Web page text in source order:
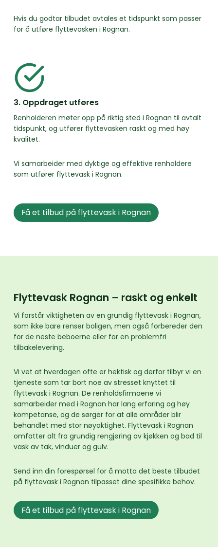
Hvis du godtar tilbudet avtales et tidspunkt som passer
for å utføre flyttevasken i Rognan.
3. Oppdraget utføres
Renholderen møter opp på riktig sted i Rognan til avtalt
tidspunkt, og utfører flyttevasken raskt og med høy
kvalitet.
Vi samarbeider med dyktige og effektive renholdere
som utfører flyttevask i Rognan.
Få et tilbud på flyttevask i Rognan
Flyttevask Rognan – raskt og enkelt
Vi forstår viktigheten av en grundig flyttevask i Rognan,
som ikke bare renser boligen, men også forbereder den
for de neste beboerne eller for en problemfri
tilbakelevering.
Vi vet at hverdagen ofte er hektisk og derfor tilbyr vi en
tjeneste som tar bort noe av stresset knyttet til
flyttevask i Rognan. De renholdsfirmaene vi
samarbeider med i Rognan har lang erfaring og høy
kompetanse, og de sørger for at alle områder blir
behandlet med stor nøyaktighet. Flyttevask i Rognan
omfatter alt fra grundig rengjøring av kjøkken og bad til
vask av tak, vinduer og gulv.
Send inn din forespørsel for å motta det beste tilbudet
på flyttevask i Rognan tilpasset dine spesifikke behov.
Få et tilbud på flyttevask i Rognan